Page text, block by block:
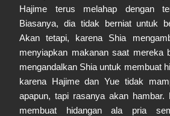
Hajime terus melahap dengan
Biasanya, dia tidak berniat untuk
Akan tetapi, karena Shia
menyiapkan makanan saat mereka
mengandalkan Shia untuk membuat
karena Hajime dan Yue tidak
apapun, tapi rasanya akan hambar.
membuat hidangan ala pria